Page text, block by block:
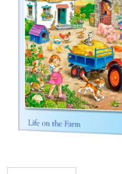
hvězdiček.